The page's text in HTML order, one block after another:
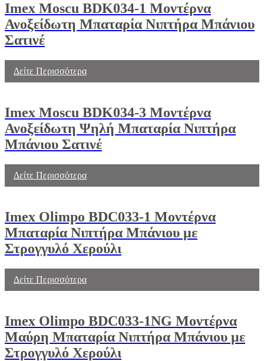
Imex Moscu BDK034-1 Μοντέρνα
Ανοξείδωτη Μπαταρία Νιπτήρα Μπάνιου
Σατινέ
Δείτε Περισσότερα
Imex Moscu BDK034-3 Μοντέρνα
Ανοξείδωτη Ψηλή Μπαταρία Νιπτήρα
Μπάνιου Σατινέ
Δείτε Περισσότερα
Imex Olimpo BDC033-1 Μοντέρνα
Μπαταρία Νιπτήρα Μπάνιου με
Στρογγυλό Χερούλι
Δείτε Περισσότερα
Imex Olimpo BDC033-1NG Μοντέρνα
Μαύρη Μπαταρία Νιπτήρα Μπάνιου με
Στρογγυλό Χερούλι